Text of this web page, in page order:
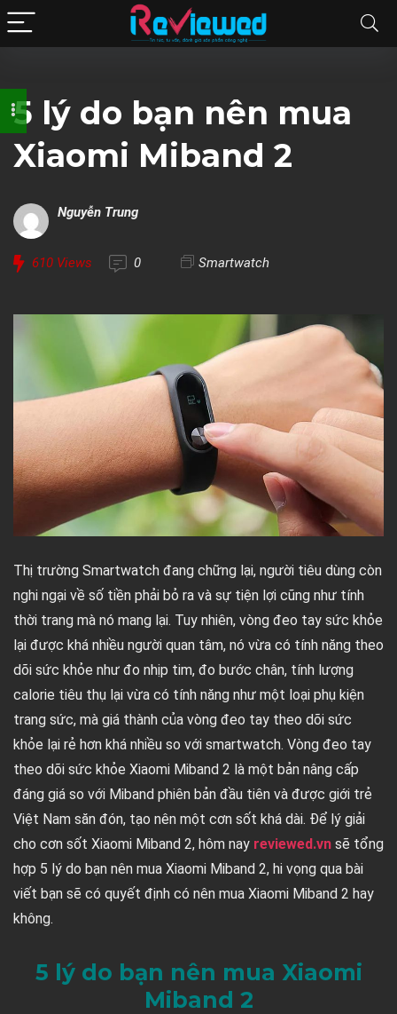
5 lý do bạn nên mua
Xiaomi Miband 2
Nguyễn Trung
610 Views 0 Smartwatch
Thị trường Smartwatch đang chững lại, người tiêu dùng còn
nghi ngại về số tiền phải bỏ ra và sự tiện lợi cũng như tính
thời trang mà nó mang lại. Tuy nhiên, vòng đeo tay sức khỏe
lại được khá nhiều người quan tâm, nó vừa có tính năng theo
dõi sức khỏe như đo nhịp tim, đo bước chân, tính lượng
calorie tiêu thụ lại vừa có tính năng như một loại phụ kiện
trang sức, mà giá thành của vòng đeo tay theo dõi sức
khỏe lại rẻ hơn khá nhiều so với smartwatch. Vòng đeo tay
theo dõi sức khỏe Xiaomi Miband 2 là một bản nâng cấp
đáng giá so với Miband phiên bản đầu tiên và được giới trẻ
Việt Nam săn đón, tạo nên một cơn sốt khá dài. Để lý giải
cho cơn sốt Xiaomi Miband 2, hôm nay reviewed.vn sẽ tổng
hợp 5 lý do bạn nên mua Xiaomi Miband 2, hi vọng qua bài
viết bạn sẽ có quyết định có nên mua Xiaomi Miband 2 hay
không.
5 lý do bạn nên mua Xiaomi
Miband 2